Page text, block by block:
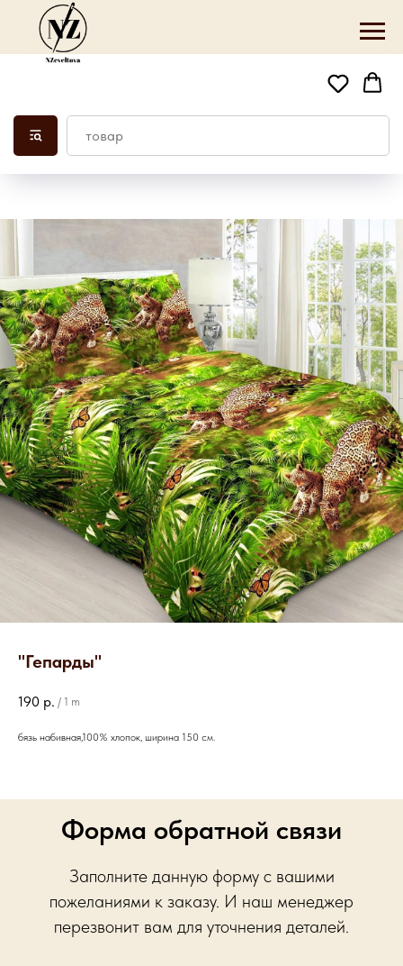
"Гепарды"
190 р. / 1 m
бязь набивная,100% хлопок, ширина 150 см.
Форма обратной связи
Заполните данную форму с вашими
пожеланиями к заказу. И наш менеджер
перезвонит вам для уточнения деталей.